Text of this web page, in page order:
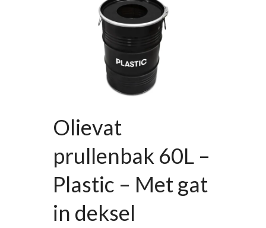
Olievat
prullenbak 60L –
Plastic – Met gat
in deksel